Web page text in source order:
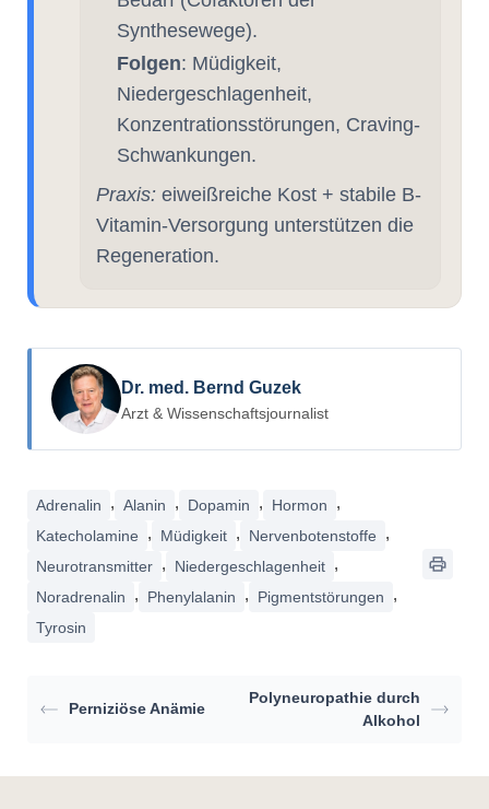
Synthesewege).
Folgen: Müdigkeit,
Niedergeschlagenheit,
Konzentrationsstörungen, Craving-
Schwankungen.
Praxis:eiweißreiche Kost + stabile B-
Vitamin-Versorgung unterstützen die
Regeneration.
Dr. med. Bernd Guzek
Arzt & Wissenschaftsjournalist
Adrenalin , Alanin , Dopamin , Hormon ,
Katecholamine , Müdigkeit , Nervenbotenstoffe ,
Neurotransmitter , Niedergeschlagenheit ,
Noradrenalin , Phenylalanin , Pigmentstörungen ,
Tyrosin
Perniziöse Anämie
Polyneuropathie durch
Alkohol